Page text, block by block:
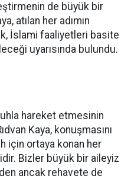
de büyük bir
atılan her adımın
İslami faaliyetleri basite
uyarısında bulundu.
hareket etmesinin
Kaya, konuşmasını
için ortaya konan her
Bizler büyük bir aileyiz
ancak rehavete de